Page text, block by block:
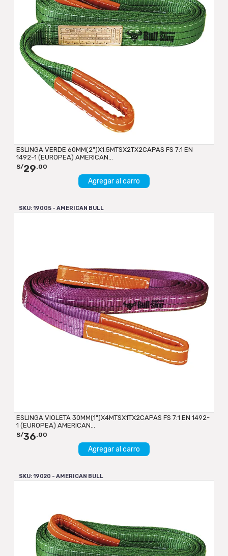
ESLINGA VERDE 60MM(2")X1.5MTSX2TX2CAPAS FS 7:1 EN
1492-1 (EUROPEA) AMERICAN...
S/29.00
Agregar al carro
SKU: 19005 - AMERICAN BULL
ESLINGA VIOLETA 30MM(1")X4MTSX1TX2CAPAS FS 7:1 EN 1492-
1 (EUROPEA) AMERICAN...
S/36.00
Agregar al carro
SKU: 19020 - AMERICAN BULL